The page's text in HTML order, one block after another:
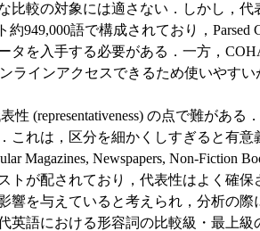
比較の対象には適さない．しかし，
949,000語で構成されており，
を入手する必要がある．一方，
ラインアクセスできるため使いやす
(representativeness) の点で難があ
これは，区分を細かくしすぎると有
Magazines, Newspapers, Non-
トが配されており，代表性はよく確
を与えていると考えられ，分析の際
語における形容詞の比較級・最上級